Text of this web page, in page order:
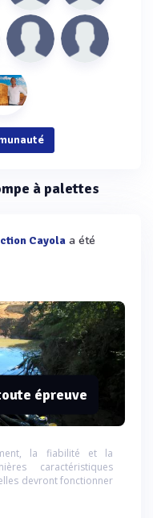
à palettes
Cayola a été
épreuve
la fiabilité et la
caractéristiques
devront fonctionner